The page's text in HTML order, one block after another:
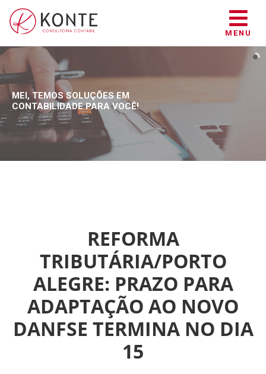
MENU
MEI, TEMOS SOLUÇÕES EM
CONTABILIDADE PARA VOCÊ!
REFORMA
TRIBUTÁRIA/PORTO
ALEGRE: PRAZO PARA
ADAPTAÇÃO AO NOVO
DANFSE TERMINA NO DIA
15